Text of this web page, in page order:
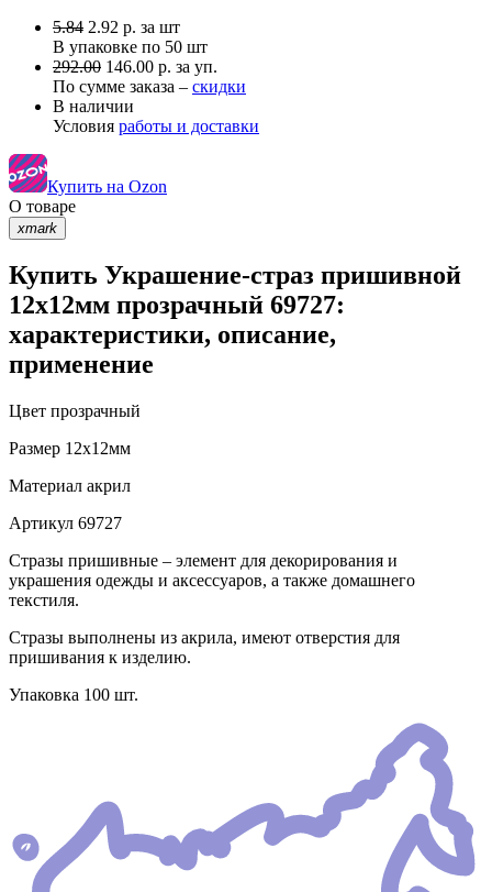
5.84 2.92 р. за шт
В упаковке по 50 шт
292.00 146.00 р. за уп.
По сумме заказа – скидки
В наличии
Условия работы и доставки
Купить на Ozon
О товаре
xmark
Купить Украшение-страз пришивной
12х12мм прозрачный 69727:
характеристики, описание,
применение
Цвет прозрачный
Размер 12х12мм
Материал акрил
Артикул 69727
Стразы пришивные – элемент для декорирования и
украшения одежды и аксессуаров, а также домашнего
текстиля.
Стразы выполнены из акрила, имеют отверстия для
пришивания к изделию.
Упаковка 100 шт.